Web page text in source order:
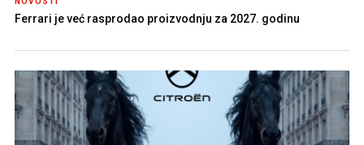
Ferrari je već rasprodao proizvodnju za 2027. godinu